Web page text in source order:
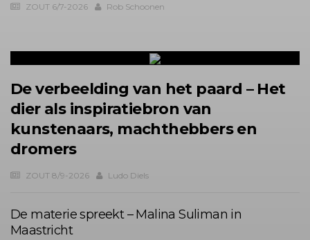
ZOUT 6/7-2026 Rob Schoonen
De verbeelding van het paard – Het
dier als inspiratiebron van
kunstenaars, machthebbers en
dromers
ZOUT 8/9-2026 Ludo Diels
De materie spreekt – Malina Suliman in
Maastricht